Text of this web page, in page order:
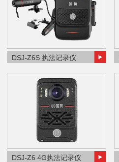
DSJ-Z6S 执法记录仪
DSJ-Z6 4G执法记录仪